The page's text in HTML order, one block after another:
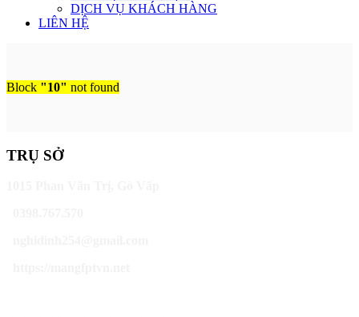
DỊCH VỤ KHÁCH HÀNG
LIÊN HỆ
Block "10" not found
TRỤ SỞ